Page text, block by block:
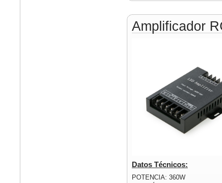
Amplificador
Datos Técnicos:
POTENCIA: 360W